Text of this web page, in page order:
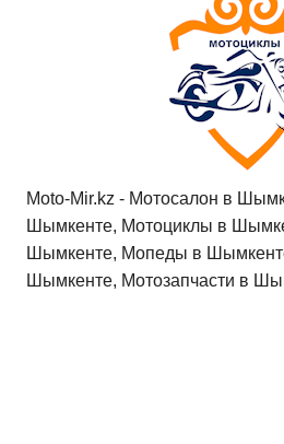
Moto-Mir.kz - Мотосалон в
Шымкенте, Мотоциклы в
Шымкенте, Мопеды в
Шымкенте, Мотозапчасти в